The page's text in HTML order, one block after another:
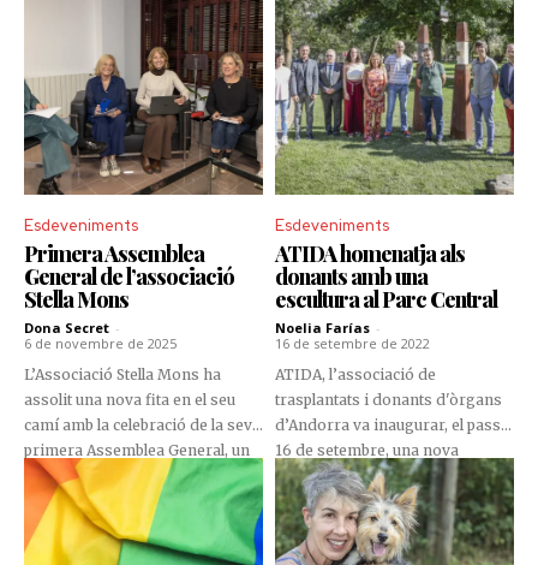
Esdeveniments
Primera Assemblea
General de l’associació
Stella Mons
Dona Secret -
6 de novembre de 2025
L’Associació Stella Mons ha
assolit una nova fita en el seu
camí amb la celebració de la seva
primera Assemblea General, un
espai de trobada on les sòcies
van poder compartir idees,
generar noves propostes i
reforçar la seva implicació en
Esdeveniments
ATIDA homenatja als
donants amb una
escultura al Parc Central
Noelia Farías -
16 de setembre de 2022
ATIDA, l’associació de
trasplantats i donants d'òrgans
d’Andorra va inaugurar, el passat
16 de setembre, una nova
escultura al Parc Central. Es
tracta de ‘Jo en tu’, d’Emma
Regada, la primera escultura
pública de l’artista feta en